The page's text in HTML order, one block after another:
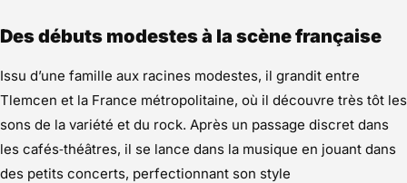
Des débuts modestes à la scène française
Issu d’une famille aux racines modestes, il grandit entre
Tlemcen et la France métropolitaine, où il découvre très tôt les
sons de la variété et du rock. Après un passage discret dans
les cafés‑théâtres, il se lance dans la musique en jouant dans
des petits concerts, perfectionnant son style